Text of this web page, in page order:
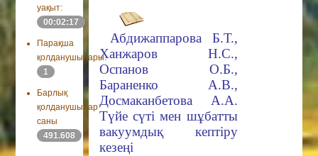
Абдижаппарова Б.Т.,
Ханжаров Н.С.,
Оспанов О.Б.,
Бараненко А.В.,
Досмаканбетова А.А.
Түйе сүті мен шұбатты
вакуумдық кептіpy
кезеңі
уақыт:
00:02:17
Парақша
қолданушылары:
1
Барлық
қолданушылар
саны
491.608